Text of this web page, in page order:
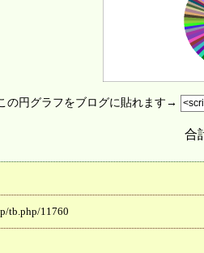
の円グラフをブログに貼れます→
合
tb.php/11760